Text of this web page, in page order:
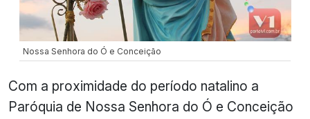
Nossa Senhora do Ó e Conceição
Com a proximidade do período natalino a
Paróquia de Nossa Senhora do Ó e Conceição